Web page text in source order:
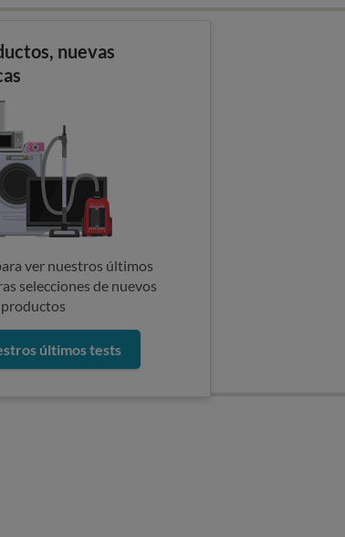
nuevas
ver nuestros últimos
selecciones de nuevos
productos
últimos tests